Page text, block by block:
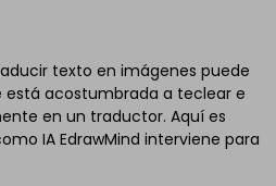
texto en imágenes puede
está acostumbrada a teclear e
en un traductor. Aquí es
IA EdrawMind interviene para